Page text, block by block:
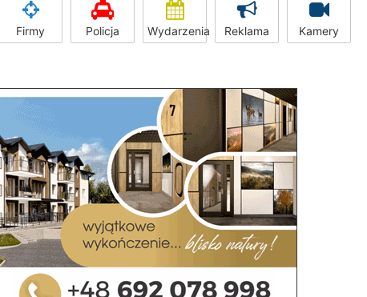
Firmy Policja Wydarzenia Reklama Kamery